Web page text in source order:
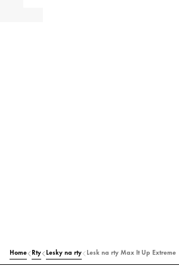
Home Rty Lesky na rty Lesk na rty Max It Up Extreme